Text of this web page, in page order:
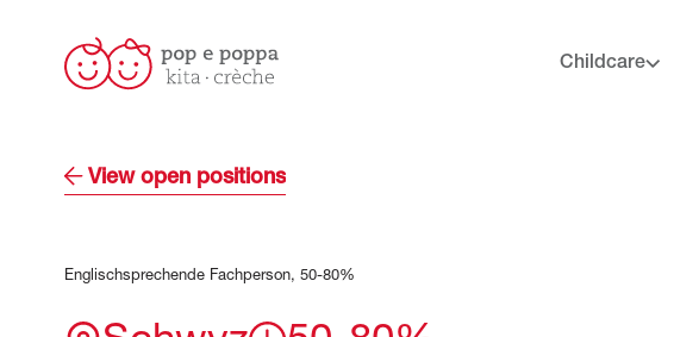
Childcare
View open positions
Englischsprechende Fachperson, 50-80%